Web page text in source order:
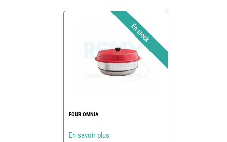
FOUR OMNIA
En savoir plus